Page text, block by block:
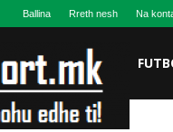
Ballina Rreth nesh Na